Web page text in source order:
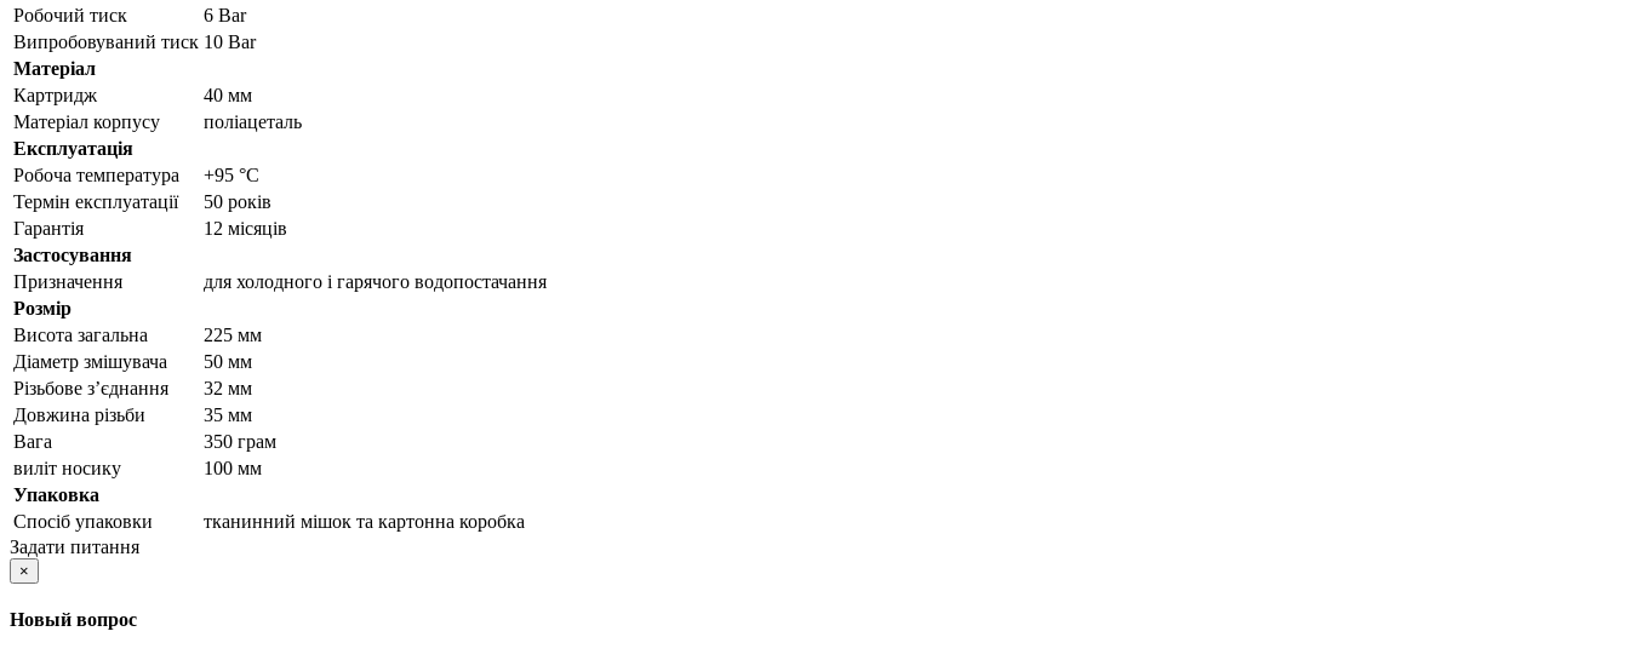
Робочий тиск
6 Bar
Випробовуваний тиск 10 Bar
Матеріал
Картридж
40 мм
Матеріал корпусу
поліацеталь
Експлуатація
Робоча температура
+95 °C
Термін експлуатації
50 років
Гарантія
12 місяців
Застосування
Призначення
для холодного і гарячого водопостачання
Розмір
Висота загальна
225 мм
Діаметр змішувача
50 мм
Різьбове з’єднання
32 мм
Довжина різьби
35 мм
Вага
350 грам
виліт носику
100 мм
Упаковка
Спосіб упаковки
тканинний мішок та картонна коробка
Задати питання
×
Новый вопрос